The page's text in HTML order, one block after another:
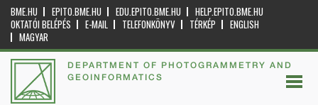
BME.HU EPITO.BME.HU EDU.EPITO.BME.HU
HELP.EPITO.BME.HU
OKTATÓI BELÉPÉS
E-MAIL TELEFONKÖNYV TÉRKÉP
ENGLISH
MAGYAR
DEPARTMENT OF PHOTOGRAMMETRY AND
GEOINFORMATICS